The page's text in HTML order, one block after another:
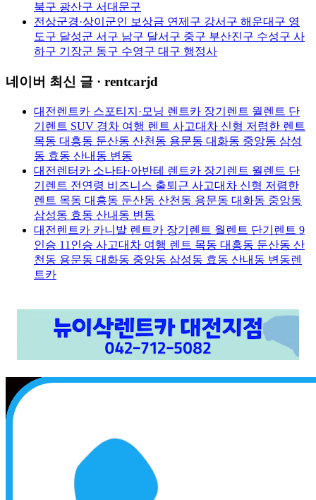
북구 광산구 서대문구
전상군경·상이군인 보상금 연제구 강서구 해운대구 영
도구 달성군 서구 남구 달서구 중구 부산진구 수성구 사
하구 기장군 동구 수영구 대구 행정사
네이버 최신 글 · rentcarjd
대전렌트카 스포티지·모닝 렌트카 장기렌트 월렌트 단
기렌트 SUV 경차 여행 렌트 사고대차 신형 저렴한 렌트
목동 대흥동 둔산동 산천동 용문동 대화동 중앙동 삼성
동 효동 산내동 변동
대전렌터카 소나타·아반테 렌트카 장기렌트 월렌트 단
기렌트 전연령 비즈니스 출퇴근 사고대차 신형 저렴한
렌트 목동 대흥동 둔산동 산천동 용문동 대화동 중앙동
삼성동 효동 산내동 변동
대전렌트카 카니발 렌트카 장기렌트 월렌트 단기렌트 9
인승 11인승 사고대차 여행 렌트 목동 대흥동 둔산동 산
천동 용문동 대화동 중앙동 삼성동 효동 산내동 변동렌
트카